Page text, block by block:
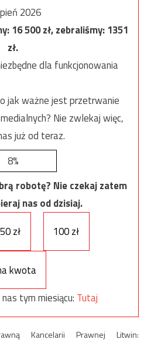
2026
16 500zł, zebraliśmy:1351
zł.
dla funkcjonowania
jak ważne jest przetrwanie
Nie zwlekaj więc,
już od teraz.
8%
robotę? Nie czekaj zatem
nas od dzisiaj.
50 zł 100 zł
kwota
tym miesiącu: Tutaj
Kancelarii Prawnej Litwin: